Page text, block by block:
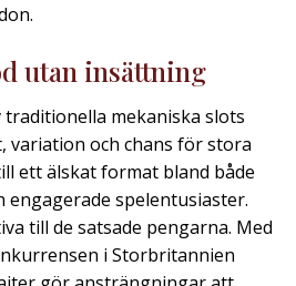
utan insättning
mekaniska slots
variation och chans för stora
ett älskat format bland både
engagerade spelentusiaster.
till de satsade pengarna. Med
i Storbritannien